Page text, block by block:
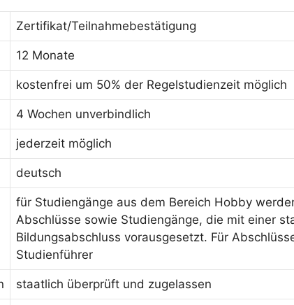
Zertifikat/Teilnahmebestätigung
12 Monate
kostenfrei um 50% der Regelstudienzeit möglich
4 Wochen unverbindlich
jederzeit möglich
deutsch
für Studiengänge aus dem Bereich Hobby
Abschlüsse sowie Studiengänge, die mit einer
Bildungsabschluss vorausgesetzt. Für
Studienführer
staatlich überprüft und zugelassen